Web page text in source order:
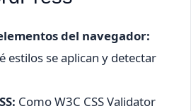
del navegador:
estilos se aplican y detectar
Como W3C CSS Validator